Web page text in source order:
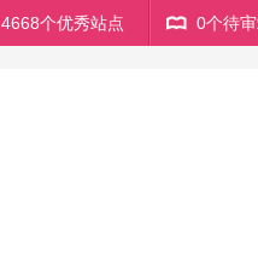
4668个优秀站点 0个待